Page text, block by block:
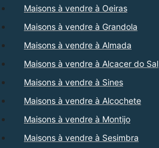
Maisons à vendre à Oeiras
Maisons à vendre à Grandola
Maisons à vendre à Almada
Maisons à vendre à Alcacer do Sal
Maisons à vendre à Sines
Maisons à vendre à Alcochete
Maisons à vendre à Montijo
Maisons à vendre à Sesimbra